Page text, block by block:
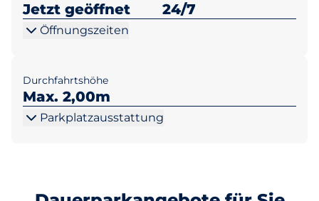
Jetzt geöffnet 24/7
Öffnungszeiten
Durchfahrtshöhe
Max. 2,00m
Parkplatzausstattung